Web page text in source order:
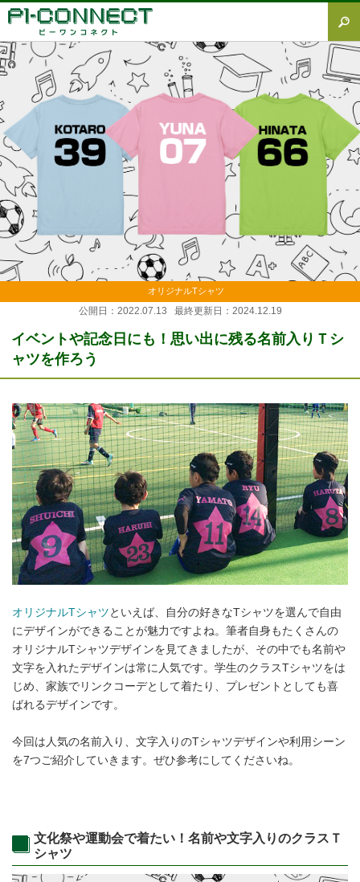
すべて
Tシャツ図鑑
オリジナルTシャツ
オリジナルウェア
ブランド徹底解説
プラスワン
加工方法徹底解説
調査レポート
オリジナルTシャツ
公開日：2022.07.13 最終更新日：2024.12.19
イベントや記念日にも！思い出に残る名前入りＴシ
ャツを作ろう
オリジナルTシャツといえば、自分の好きなTシャツを選んで自由
にデザインができることが魅力ですよね。筆者自身もたくさんの
オリジナルTシャツデザインを見てきましたが、その中でも名前や
文字を入れたデザインは常に人気です。学生のクラスTシャツをは
じめ、家族でリンクコーデとして着たり、プレゼントとしても喜
ばれるデザインです。
今回は人気の名前入り、文字入りのTシャツデザインや利用シーン
を7つご紹介していきます。 ぜひ参考にしてくださいね。
文化祭や運動会で着たい！名前や文字入りのクラスＴ
シャツ